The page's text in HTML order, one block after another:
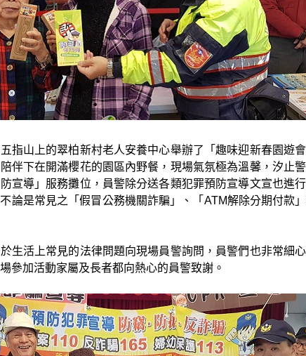
指山上的翠柏新村老人安養中心舉辦了「趣味迎新春園遊
伴下在開滿櫻花的園區內野餐，現場氣氛極為溫馨，汐止
宣導」服務攤位，員警除分送各類犯罪預防宣導文宣也進
論是常見之「假冒公務機關詐騙」、「ATM解除分期付款
生活上常見的法律問題向現場員警詢問，員警們也非常細
參加活動家屬及長者都向熱心的員警致謝。